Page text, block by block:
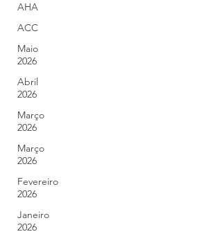
AHA
ACC
Maio
2026
Abril
2026
Março
2026
Março
2026
Fevereiro
2026
Janeiro
2026